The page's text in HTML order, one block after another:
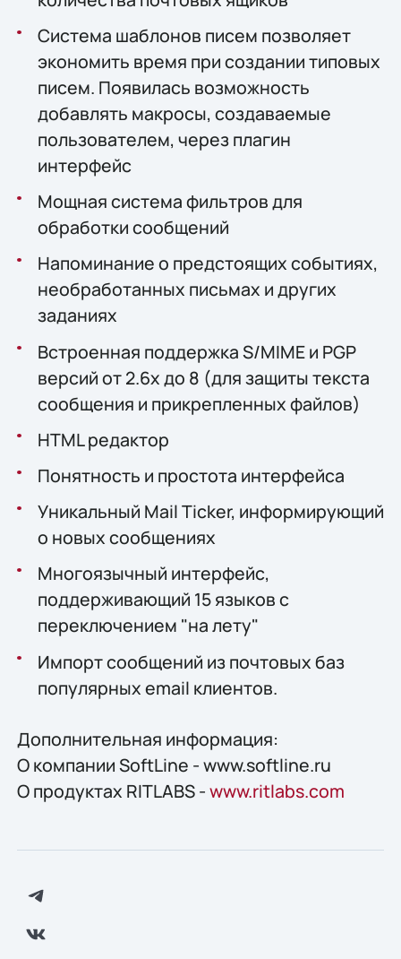
Система шаблонов писем позволяет
экономить время при создании типовых
писем. Появилась возможность
добавлять макросы, создаваемые
пользователем, через плагин
интерфейс
Мощная система фильтров для
обработки сообщений
Напоминание о предстоящих событиях,
необработанных письмах и других
заданиях
Встроенная поддержка S/MIME и PGP
версий от 2.6x до 8 (для защиты текста
сообщения и прикрепленных файлов)
HTML редактор
Понятность и простота интерфейса
Уникальный Mail Ticker, информирующий
о новых сообщениях
Многоязычный интерфейс,
поддерживающий 15 языков с
переключением "на лету"
Импорт сообщений из почтовых баз
популярных email клиентов.
Дополнительная информация:
О компании SoftLine - www.softline.ru
О продуктах RITLABS -www.ritlabs.com